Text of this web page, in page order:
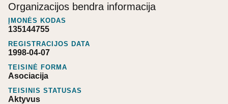
Organizacijos bendra informacija
ĮMONĖS KODAS
135144755
REGISTRACIJOS DATA
1998-04-07
TEISINĖ FORMA
Asociacija
TEISINIS STATUSAS
Aktyvus